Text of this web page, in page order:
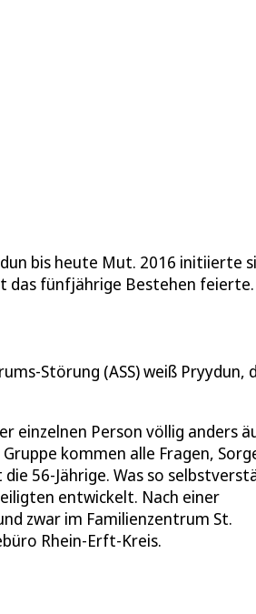
bis heute Mut. 2016 initiierte
das fünfjährige Bestehen feierte.
Störung (ASS) weiß Pryydun,
einzelnen Person völlig anders
kommen alle Fragen,
56-Jährige. Was so
entwickelt. Nach einer
zwar im Familienzentrum St.
Rhein-Erft-Kreis.